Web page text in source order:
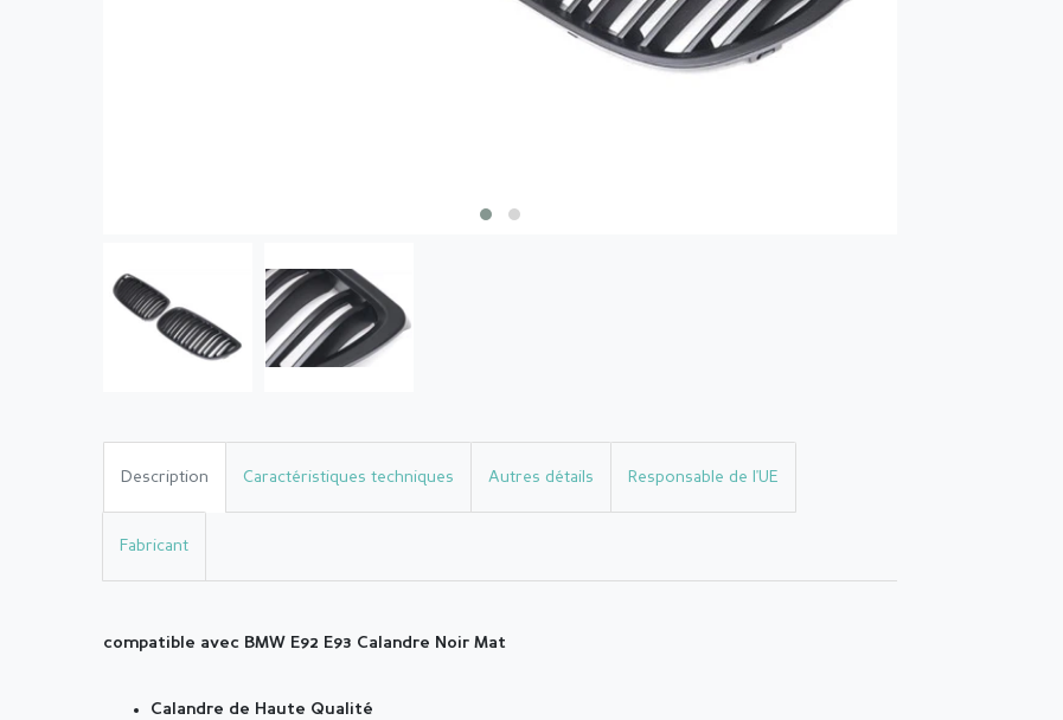
Description Caractéristiques techniques Autres détails Responsable de l'UE
Fabricant
compatible avec BMW E92 E93 Calandre Noir Mat
Calandre de Haute Qualité